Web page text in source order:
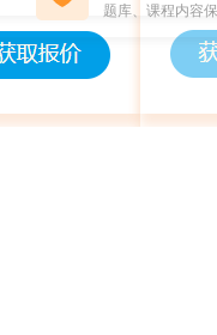
题库、课程内容